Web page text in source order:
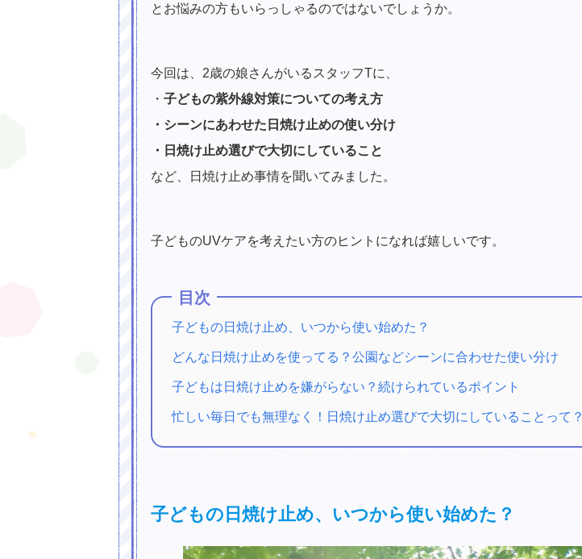
とお悩みの方もいらっしゃるのではないでしょうか。
今回は、2歳の娘さんがいるスタッフTに、
・ 子どもの紫外線対策についての考え方
・シーンにあわせた日焼け止めの使い分け
・日焼け止め選びで大切にしていること
など、日焼け止め事情を聞いてみました。
子どものUVケアを考えたい方のヒントになれば嬉しいです。
目次
子どもの日焼け止め、いつから使い始めた？
どんな日焼け止めを使ってる？公園などシーンに合わせた使い分け
子どもは日焼け止めを嫌がらない？続けられているポイント
忙しい毎日でも無理なく！日焼け止め選びで大切にしていることって？
子どもの日焼け止め、いつから使い始めた？